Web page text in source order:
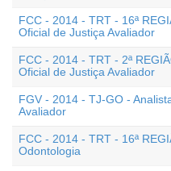
FCC - 2014 - TRT - 16ª
Oficial de Justiça Avaliador
FCC - 2014 - TRT - 2ª
Oficial de Justiça Avaliador
FGV - 2014 - TJ-GO -
Avaliador
FCC - 2014 - TRT - 16ª
Odontologia